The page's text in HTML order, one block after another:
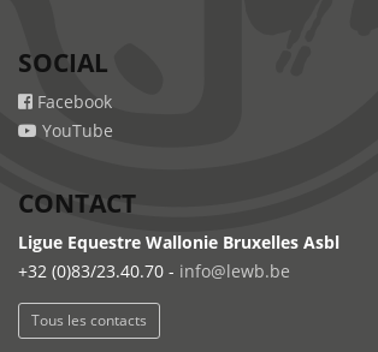
SOCIAL
Facebook
YouTube
CONTACT
Ligue Equestre Wallonie Bruxelles Asbl
+32 (0)83/23.40.70 - info@lewb.be
Tous les contacts